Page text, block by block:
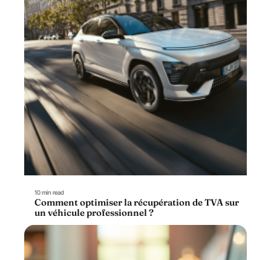
10 min read
Comment optimiser la récupération de TVA sur
un véhicule professionnel ?